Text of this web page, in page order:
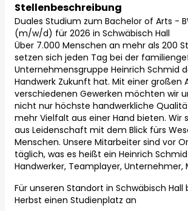
Stellenbeschreibung
Duales Studium zum Bachelor of Arts -
(m/w/d) für 2026 in Schwäbisch Hall
Über 7.000 Menschen an mehr als 200
setzen sich jeden Tag bei der
Unternehmensgruppe Heinrich Schmid
Handwerk Zukunft hat. Mit einer großen
verschiedenen Gewerken möchten wir
nicht nur höchste handwerkliche
mehr Vielfalt aus einer Hand bieten. Wir
aus Leidenschaft mit dem Blick fürs
Menschen. Unsere Mitarbeiter sind vor
täglich, was es heißt ein Heinrich Schmid
Handwerker, Teamplayer, Unternehmer,
Für unseren Standort in Schwäbisch Hall
Herbst einen Studienplatz an